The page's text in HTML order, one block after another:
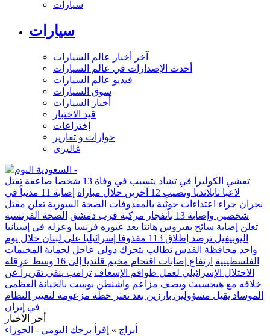
سيارات
سيارات
آخر أخبار عالم السيارات
أحدث الإصدارات في عالم السيارات
فيديو عالم السيارات
سوق السيارات
أخبار السيارات
قيد الاختبار
إختراعات
حوارات و تقارير
غاليري
تفشي الكوليرا في تشاد يتسبب في وفاة 13 شخصا
صاعقة تقتل
لاعبا تايلانديا وتصيب 12 آخرين خلال مباراة
إصابة 11 مدنياً في
نجران جراء اعتداءات حوثية بالمقذوفات الصحة السورية تعلن مقتل
شخصين وإصابة 13 بانفجار مركبة قرب دمشق
الصحة الفرنسية
تعلن إصابة سائح بفيروس هانتا بعد عبوره فرنسا وعزله في إسبانيا
اليونيفيل ترصد إطلاق 113 مقذوفا إسرائيليا على لبنان خلال يوم
واحد محافظة القدس تطالب بتحرك دولي عاجل لحماية المخيمات
الفلسطينية
ارتفاع إصابات اقتحام مخيم قلنديا إلى 16 وسط عرقلة
الاحتلال الإسرائيلي لعمل طواقم الإسعاف ترامب ينفي تقريراً عن
خلافه مع هيجسيث ويصف مزاعم واشنطن بوست بالخيانة العظمى
الموساد يقيل مسؤولين بارزين بعد تعثر خطة مزعومة لتغيير النظام
في إيران
أخر الأخبار
أبراج » إقرأ برجك اليومي - الجوزاء